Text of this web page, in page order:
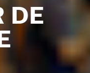
DE